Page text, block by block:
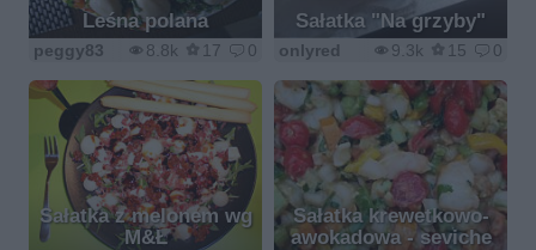
Leśna polana
8.8k 17 0
peggy83
Sałatka "Na grzyby"
9.3k 15 0
onlyred
Sałatka z melonem wg
M&Ł
Sałatka krewetkowo-
awokadowa - seviche